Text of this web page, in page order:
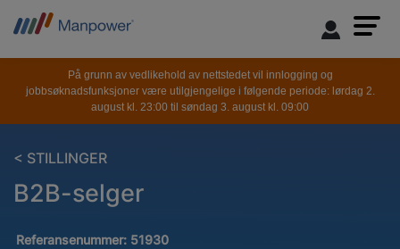
På grunn av vedlikehold av nettstedet vil innlogging og
jobbsøknadsfunksjoner være utilgjengelige i følgende periode: lørdag 2.
august kl. 23:00 til søndag 3. august kl. 09:00
< STILLINGER
B2B-selger
Referansenummer: 51930